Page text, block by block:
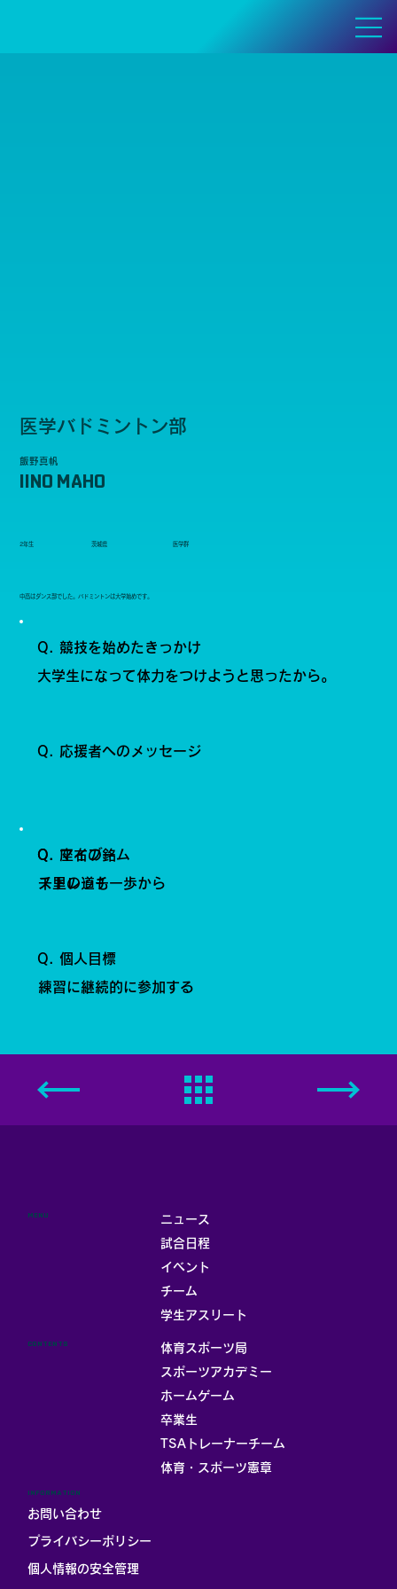
医学バドミントン部
飯野真帆
IINO MAHO
2年生 茨城県 医学群
Q. 競技を始めたきっかけ
大学生になって体力をつけようと思ったから。
千里の道も一歩から
Q. 座右の銘
ストレッチ
Q. マイブーム
練習に継続的に参加する
Q. 個人目標
Q. 応援者へのメッセージ
中高はダンス部でした。バドミントンは大学始めです。
ニュース
試合日程
イベント
チーム
学生アスリート
MENU
体育スポーツ局
スポーツアカデミー
ホームゲーム
卒業生
TSAトレーナーチーム
体育・スポーツ憲章
CONTENTS
INFORMATION
お問い合わせ
プライバシーポリシー
個人情報の安全管理